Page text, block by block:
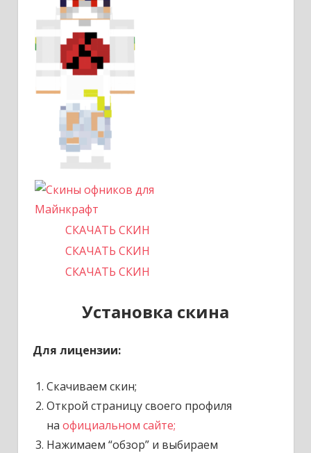
СКАЧАТЬ СКИН
СКАЧАТЬ СКИН
СКАЧАТЬ СКИН
Установка скина
Для лицензии:
Скачиваем скин;
Открой страницу своего профиля
на официальном сайте;
Нажимаем “обзор” и выбираем